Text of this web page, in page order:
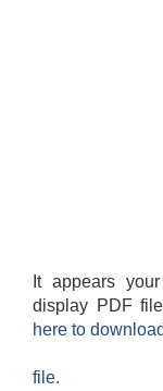
It appears
display PDF
here to
file.